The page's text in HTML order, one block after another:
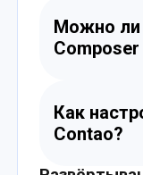
Вы можете
настроить
Contao.
Можно ли
Symfony CLI,
с проектом
Как
Contao?